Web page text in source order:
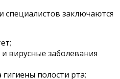
заключаются
вирусные заболевания
полости рта;